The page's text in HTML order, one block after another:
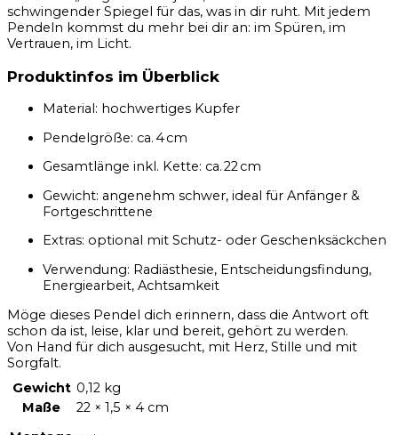
schwingender Spiegel für das, was in dir ruht. Mit jedem
Pendeln kommst du mehr bei dir an: im Spüren, im
Vertrauen, im Licht.
Produktinfos im Überblick
Material: hochwertiges Kupfer
Pendelgröße: ca. 4 cm
Gesamtlänge inkl. Kette: ca. 22 cm
Gewicht: angenehm schwer, ideal für Anfänger &
Fortgeschrittene
Extras: optional mit Schutz- oder Geschenksäckchen
Verwendung: Radiästhesie, Entscheidungsfindung,
Energiearbeit, Achtsamkeit
Möge dieses Pendel dich erinnern, dass die Antwort oft
schon da ist, leise, klar und bereit, gehört zu werden.
Von Hand für dich ausgesucht, mit Herz, Stille und mit
Sorgfalt.
Gewicht 0,12 kg
Maße
22 × 1,5 × 4 cm